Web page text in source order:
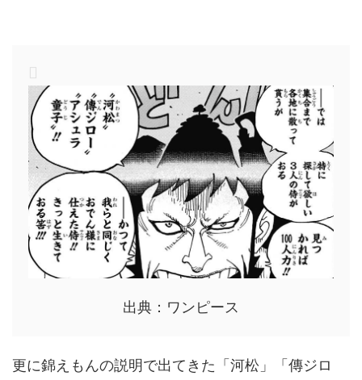
出典：ワンピース
更に錦えもんの説明で出てきた「河松」「傳ジロ